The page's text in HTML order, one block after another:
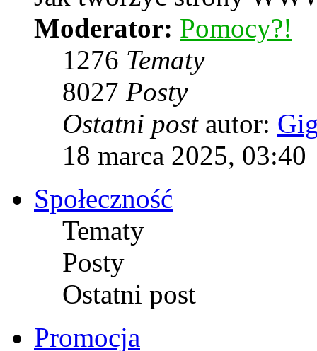
Moderator: Pomocy?!
1276 Tematy
8027 Posty
Ostatni postautor:
18 marca 2025, 03:40
Społeczność
Tematy
Posty
Ostatni post
Promocja